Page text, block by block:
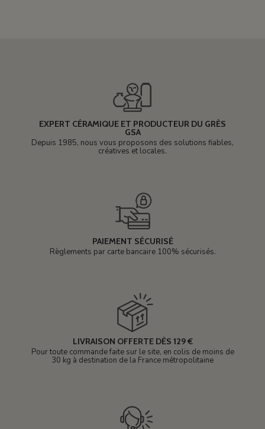
EXPERT CÉRAMIQUE ET PRODUCTEUR DU GRÈS
GSA
Depuis 1985, nous vous proposons des solutions fiables,
créatives et locales.
PAIEMENT SÉCURISÉ
Règlements par carte bancaire 100% sécurisés.
LIVRAISON OFFERTE DÈS 129 €
Pour toute commande faite sur le site, en colis de moins de
30 kg à destination de la France métropolitaine